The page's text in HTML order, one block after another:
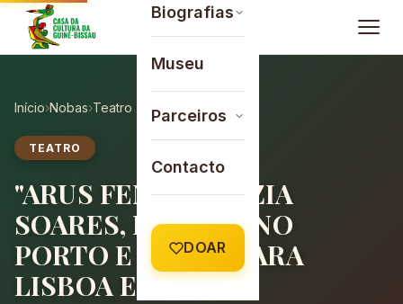
Saltar para o conteúdoBiografias
Museu
Parceiros
Contacto
DOAR
Início›Nobas›Teatro
TEATRO
"ARUS FEMIA", DE ZIA
SOARES, ESTREIA NO
PORTO E SEGUE PARA
LISBOA E BISSAU